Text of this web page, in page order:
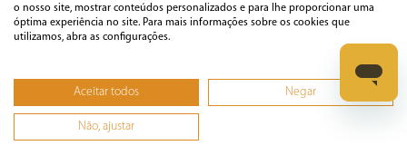
o nosso site, mostrar conteúdos personalizados e para lhe proporcionar uma
óptima experiência no site. Para mais informações sobre os cookies que
utilizamos, abra as configurações.
Aceitar todos Negar
Não, ajustar